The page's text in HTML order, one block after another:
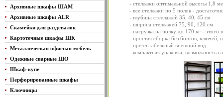
Архивные шкафы ШАМ
Архивные шкафы ALR
Скамейки для раздевалок
Картотечные шкафы ШК
Металлическая офисная мебель
Одежные сварные ШО
Шкаф-купе
Перфорированные шкафы
Ключницы
- стеллажи оптимальной высоты 1,8
- все стеллажи по 5 полок -
- глубина стеллажей 35, 40, 45 см
- ширина стеллажей 75, 90, 120 см
- нагрузка на полку до 170 кг -
- простая сборка без болтов, ключей,
- презентабельный внешний вид.
- компактная упаковка, возможность